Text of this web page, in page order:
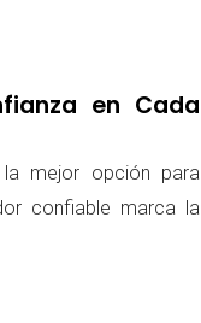
en Cada
la mejor opción para
confiable marca la